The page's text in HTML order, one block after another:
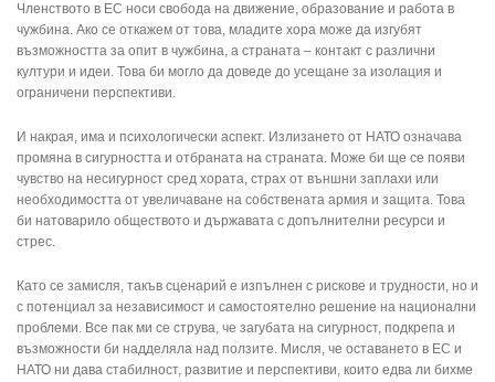
Членството в ЕС носи свобода на движение, образование и работа в
чужбина. Ако се откажем от това, младите хора може да изгубят
възможността за опит в чужбина, а страната – контакт с различни
култури и идеи. Това би могло да доведе до усещане за изолация и
ограничени перспективи.
И накрая, има и психологически аспект. Излизането от НАТО означава
промяна в сигурността и отбраната на страната. Може би ще се появи
чувство на несигурност сред хората, страх от външни заплахи или
необходимостта от увеличаване на собствената армия и защита. Това
би натоварило обществото и държавата с допълнителни ресурси и
стрес.
Като се замисля, такъв сценарий е изпълнен с рискове и трудности, но и
с потенциал за независимост и самостоятелно решение на национални
проблеми. Все пак ми се струва, че загубата на сигурност, подкрепа и
възможности би надделяла над ползите. Мисля, че оставането в ЕС и
НАТО ни дава стабилност, развитие и перспективи, които едва ли бихме